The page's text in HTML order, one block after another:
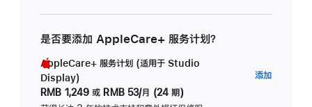
是否要添加 AppleCare+ 服务计划？
AppleCare+ 服务计划 (适用于 Studio
Display)
RMB 1,249 或 RMB 53/月 (24 期)
添加